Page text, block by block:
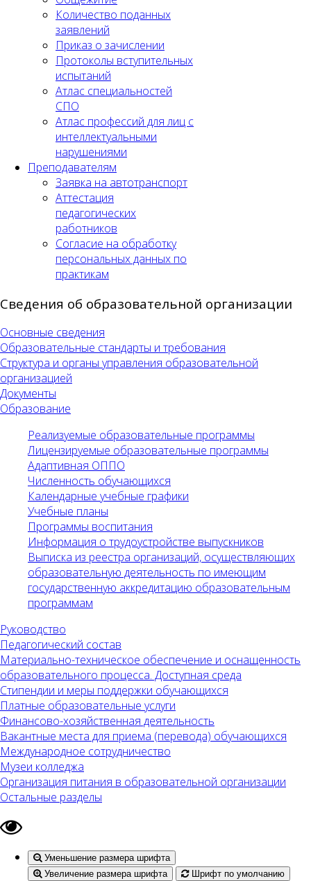
Количество поданных
заявлений
Приказ о зачислении
Протоколы вступительных
испытаний
Атлас специальностей
СПО
Атлас профессий для лиц с
интеллектуальными
нарушениями
Преподавателям
Заявка на автотранспорт
Аттестация
педагогических
работников
Согласие на обработку
персональных данных по
практикам
Сведения об образовательной организации
Основные сведения
Образовательные стандарты и требования
Структура и органы управления образовательной
организацией
Документы
Образование
Реализуемые образовательные программы
Лицензируемые образовательные программы
Адаптивная ОППО
Численность обучающихся
Календарные учебные графики
Учебные планы
Программы воспитания
Информация о трудоустройстве выпускников
Выписка из реестра организаций, осуществляющих
образовательную деятельность по имеющим
государственную аккредитацию образовательным
программам
Руководство
Педагогический состав
Материально-техническое обеспечение и оснащенность
образовательного процесса. Доступная среда
Стипендии и меры поддержки обучающихся
Платные образовательные услуги
Финансово-хозяйственная деятельность
Вакантные места для приема (перевода) обучающихся
Международное сотрудничество
Музеи колледжа
Организация питания в образовательной организации
Остальные разделы
Уменьшение размера шрифта
Увеличение размера шрифта
Шрифт по умолчанию